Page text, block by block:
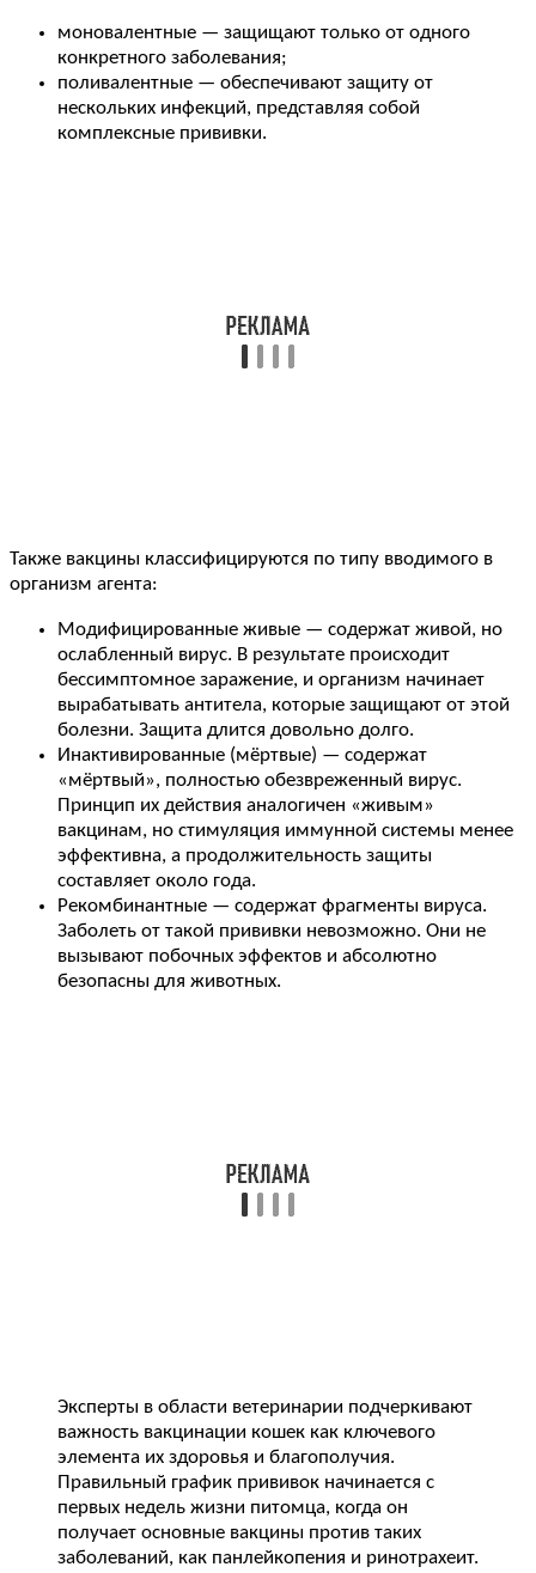
моновалентные — защищают только от одного
конкретного заболевания;
поливалентные — обеспечивают защиту от
нескольких инфекций, представляя собой
комплексные прививки.
Также вакцины классифицируются по типу вводимого в
организм агента:
Модифицированные живые — содержат живой, но
ослабленный вирус. В результате происходит
бессимптомное заражение, и организм начинает
вырабатывать антитела, которые защищают от этой
болезни. Защита длится довольно долго.
Инактивированные (мёртвые) — содержат
«мёртвый», полностью обезвреженный вирус.
Принцип их действия аналогичен «живым»
вакцинам, но стимуляция иммунной системы менее
эффективна, а продолжительность защиты
составляет около года.
Рекомбинантные — содержат фрагменты вируса.
Заболеть от такой прививки невозможно. Они не
вызывают побочных эффектов и абсолютно
безопасны для животных.
Эксперты в области ветеринарии подчеркивают
важность вакцинации кошек как ключевого
элемента их здоровья и благополучия.
Правильный график прививок начинается с
первых недель жизни питомца, когда он
получает основные вакцины против таких
заболеваний, как панлейкопения и ринотрахеит.